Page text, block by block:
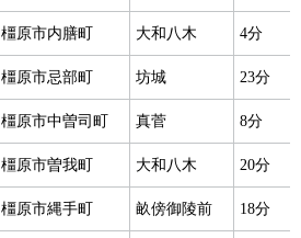
橿原市内膳町 大和八木 4分
橿原市忌部町 坊城 23分
橿原市中曽司町 真菅 8分
橿原市曽我町 大和八木 20分
橿原市縄手町 畝傍御陵前 18分